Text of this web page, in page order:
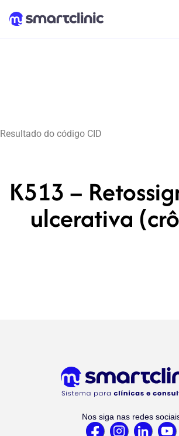
Resultado do código CID
K513 –
ulcerativa
Nos siga nas redes